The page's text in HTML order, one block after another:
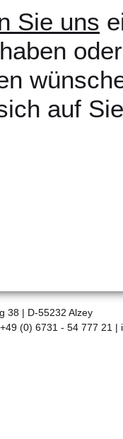
Sie uns
auf
38 | D-55232 Alzey
(0) 6731 - 54 777 21 |